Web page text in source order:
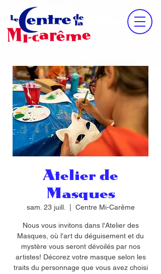
Atelier de
Masques
sam. 23 juill. Centre Mi-Carême
Nous vous invitons dans l'Atelier des
Masques, où l'art du déguisement et du
mystère vous seront dévoilés par nos
artistes! Décorez votre masque selon les
traits du personnage que vous avez choisi